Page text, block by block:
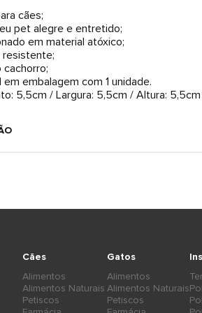
cães;
pet alegre e entretido;
em material atóxico;
resistente;
cachorro;
embalagem com 1 unidade.
5,5cm / Largura: 5,5cm / Altura: 5,5cm
Cães
Alimentos
Alimentos Naturais
Petiscos
Gatos
Alimentos
Alimentos Naturais
Petiscos